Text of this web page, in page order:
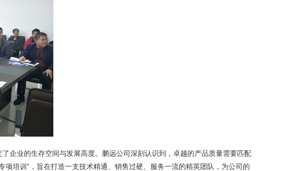
企业的生存空间与发展高度。鹏远公司深刻认识到，卓越的产品质量需要匹配
培训”，旨在打造一支技术精通、销售过硬、服务一流的精英团队，为公司的